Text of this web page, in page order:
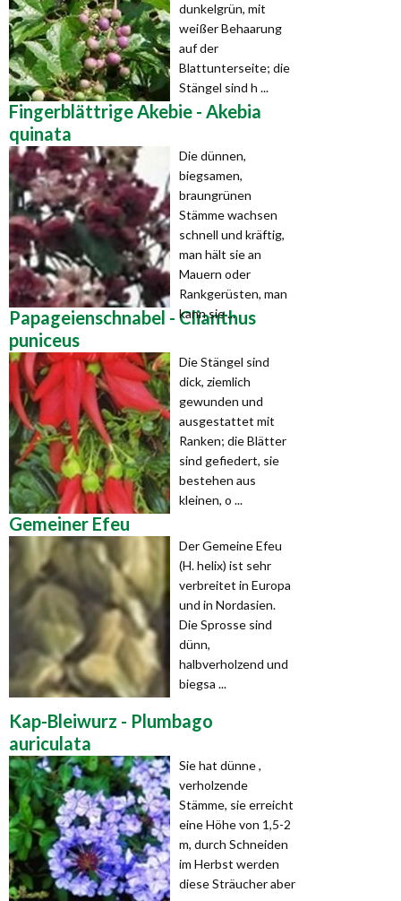
dunkelgrün, mit
weißer Behaarung
auf der
Blattunterseite; die
Stängel sind h ...
Fingerblättrige Akebie - Akebia
quinata
Die dünnen,
biegsamen,
braungrünen
Stämme wachsen
schnell und kräftig,
man hält sie an
Mauern oder
Rankgerüsten, man
kann sie ...
Papageienschnabel - Clianthus
puniceus
Die Stängel sind
dick, ziemlich
gewunden und
ausgestattet mit
Ranken; die Blätter
sind gefiedert, sie
bestehen aus
kleinen, o ...
Gemeiner Efeu
Der Gemeine Efeu
(H. helix) ist sehr
verbreitet in Europa
und in Nordasien.
Die Sprosse sind
dünn,
halbverholzend und
biegsa ...
Kap-Bleiwurz - Plumbago
auriculata
Sie hat dünne ,
verholzende
Stämme, sie erreicht
eine Höhe von 1,5-2
m, durch Schneiden
im Herbst werden
diese Sträucher aber